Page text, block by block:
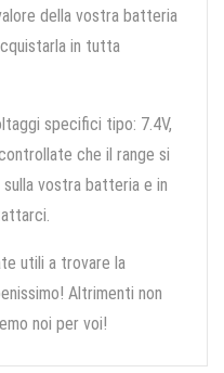
della vostra batteria
in tutta
specifici tipo: 7.4V,
che il range si
vostra batteria e in
utili a trovare la
Altrimenti non
noi per voi!